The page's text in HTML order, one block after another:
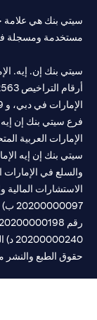
ومسجلة في جميع
بنك إن. إيه.
في دبي، و
سيتي بنك إن إيه -
العربية
بنك إن إيه الإمارات
المالية
رقم
د) الحفظ بموجب ترخيص رقم 602003.
الطبع والنشر محفوظة ©2026 سيتي